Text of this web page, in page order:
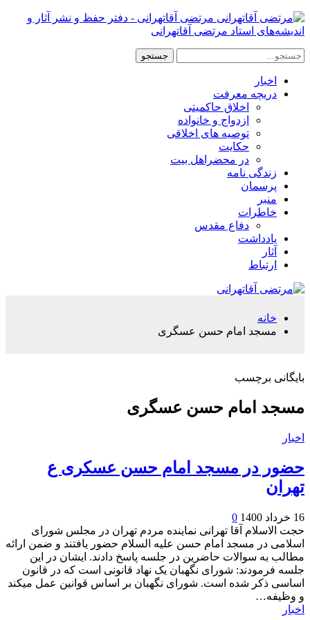
مرتضی آقاتهرانی - دفتر حفظ و نشر آثار و
اندیشه‌های استاد مرتضی آقاتهرانی
اخبار
دریچه معرفت
اخلاق حاکمیتی
ازدواج و خانواده
توصیه های اخلاقی
حکایت
در محضراهل بیت
زندگی نامه
پرسمان
منبر
خاطرات
دفاع مقدس
یادداشت
آثار
ارتباط
خانه
مسجد امام حسن عسگری
بایگانی برچسب
مسجد امام حسن عسگری
اخبار
حضور در مسجد امام حسن عسکری ع
تهران
16 خرداد 1400
0
حجت الاسلام آقا تهرانی نماینده مردم تهران در مجلس شورای
اسلامی در مسجد امام حسن علیه السلام حضور یافتند و ضمن ارائه
مطالب به سوالات حاضرین در جلسه پاسخ دادند. ایشان در این
جلسه فرمودند: شورای نگهبان یک نهاد قانونی است که در قانون
اساسی ذکر شده است. شورای نگهبان بر اساس قوانین عمل میکند
و وظیفه…
اخبار